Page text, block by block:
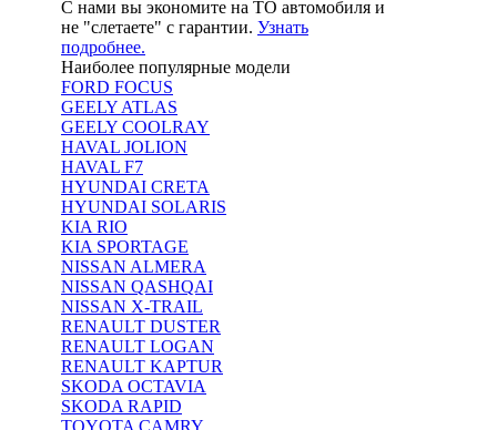
С нами вы экономите на ТО автомобиля и
не "слетаете" с гарантии. Узнать
подробнее.
Наиболее популярные модели
FORD FOCUS
GEELY ATLAS
GEELY COOLRAY
HAVAL JOLION
HAVAL F7
HYUNDAI CRETA
HYUNDAI SOLARIS
KIA RIO
KIA SPORTAGE
NISSAN ALMERA
NISSAN QASHQAI
NISSAN X-TRAIL
RENAULT DUSTER
RENAULT LOGAN
RENAULT KAPTUR
SKODA OCTAVIA
SKODA RAPID
TOYOTA CAMRY